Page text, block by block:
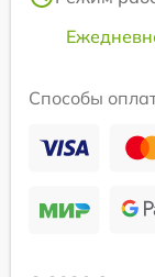
Способы